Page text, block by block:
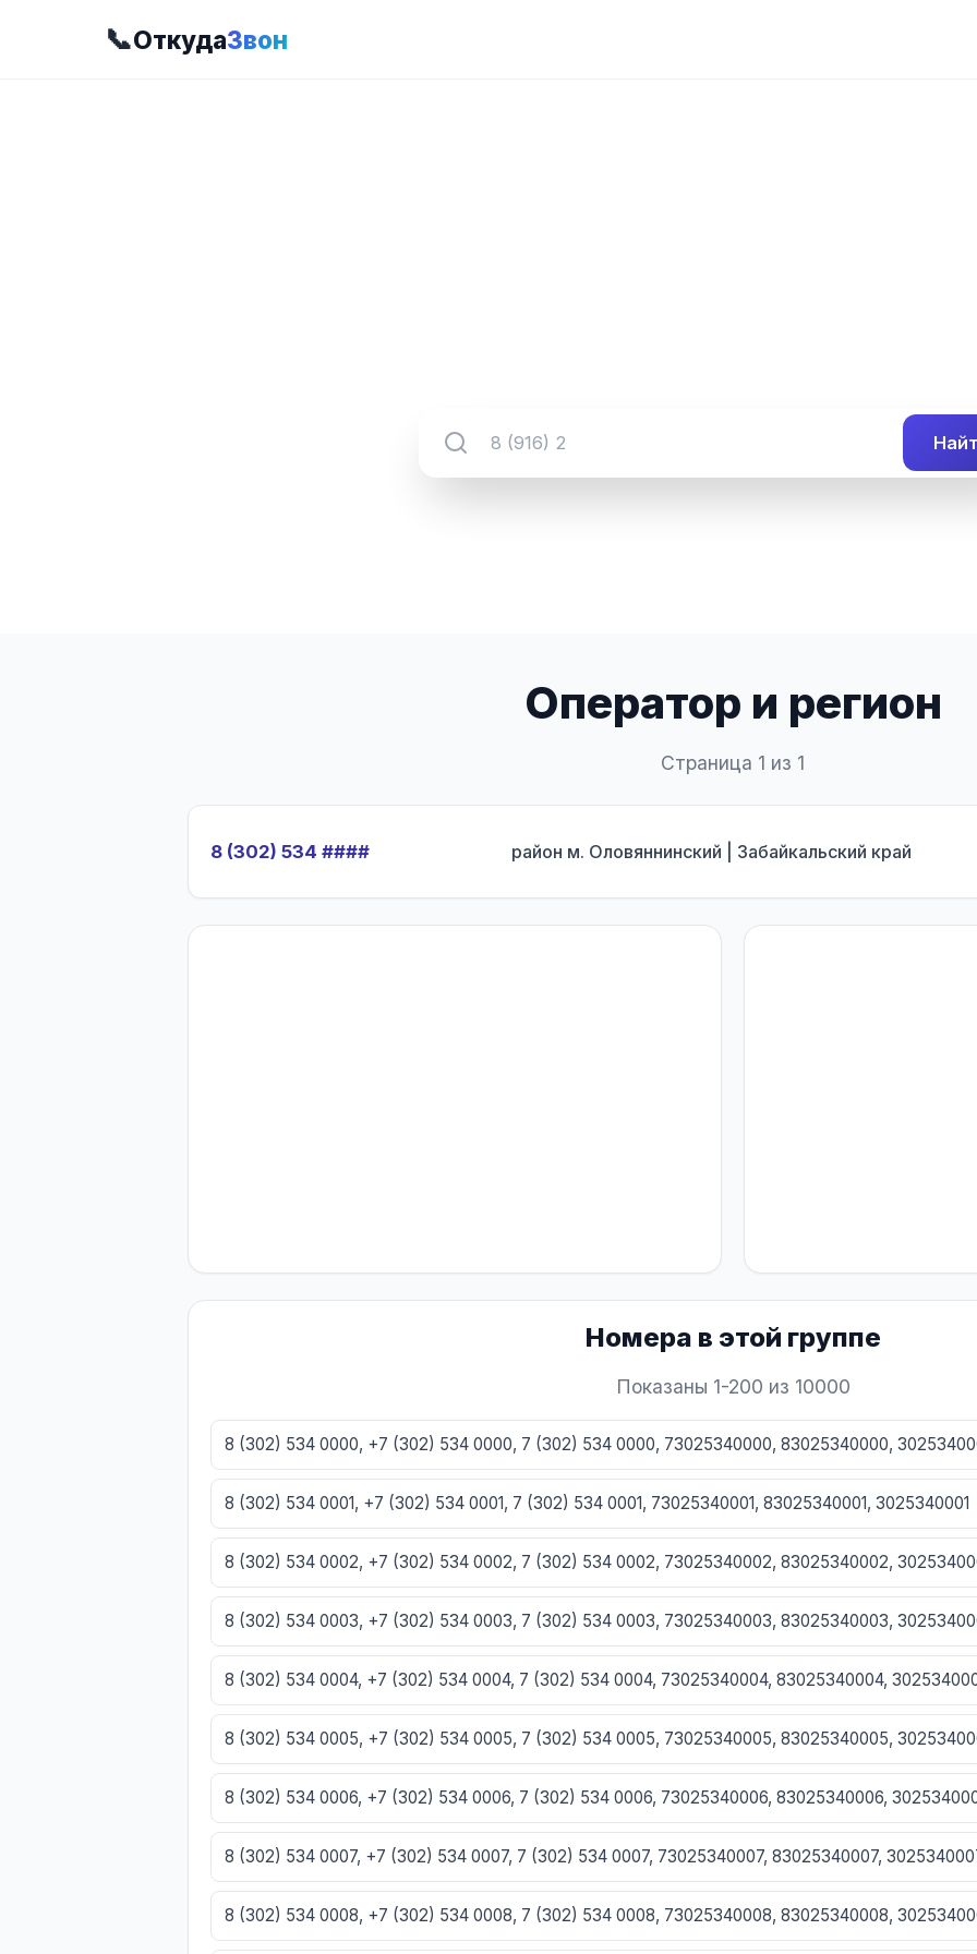
📞ОткудаЗвон
Оператор и регион
Страница 1 из 1
8 (302) 534 #### район м. Оловяннинский | Забайкальский край
Номера в этой группе
Показаны 1-200 из 10000
8 (302) 534 0000, +7 (302) 534 0000, 7 (302) 534 0000, 73025340000, 83025340000,
8 (302) 534 0001, +7 (302) 534 0001, 7 (302) 534 0001, 73025340001, 83025340001, 3025340001
8 (302) 534 0002, +7 (302) 534 0002, 7 (302) 534 0002, 73025340002, 83025340002,
8 (302) 534 0003, +7 (302) 534 0003, 7 (302) 534 0003, 73025340003, 83025340003,
8 (302) 534 0004, +7 (302) 534 0004, 7 (302) 534 0004, 73025340004, 83025340004,
8 (302) 534 0005, +7 (302) 534 0005, 7 (302) 534 0005, 73025340005, 83025340005,
8 (302) 534 0006, +7 (302) 534 0006, 7 (302) 534 0006, 73025340006, 83025340006,
8 (302) 534 0007, +7 (302) 534 0007, 7 (302) 534 0007, 73025340007, 83025340007,
8 (302) 534 0008, +7 (302) 534 0008, 7 (302) 534 0008, 73025340008, 83025340008,